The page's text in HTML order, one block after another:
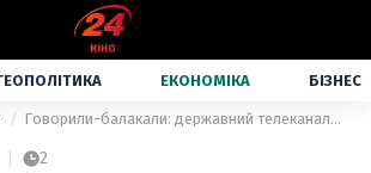
ЕКОНОМІКА БІЗНЕС
Говорили-балакали: державний телеканал отримав 32 мільйони гривень на виробництво двох серіалів
2